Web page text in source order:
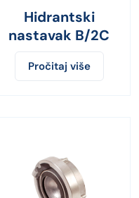
Hidrantski
nastavak B/2C
Pročitaj više